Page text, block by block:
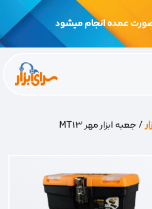
عمده انجام میشود
/ جعبه ابزار مهر MT13